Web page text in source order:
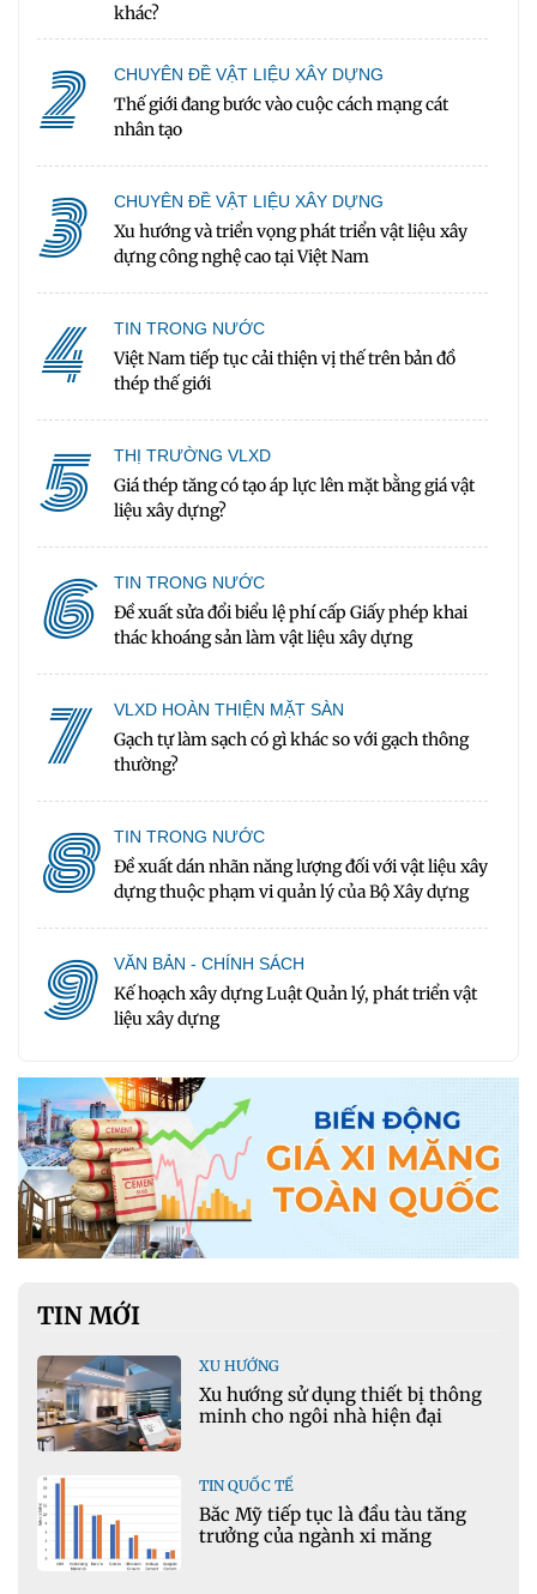
khác?
2 CHUYÊN ĐỀ VẬT LIỆU XÂY DỰNG
Thế giới đang bước vào cuộc cách mạng cát
nhân tạo
3 CHUYÊN ĐỀ VẬT LIỆU XÂY DỰNG
Xu hướng và triển vọng phát triển vật liệu xây
dựng công nghệ cao tại Việt Nam
4 TIN TRONG NƯỚC
Việt Nam tiếp tục cải thiện vị thế trên bản đồ
thép thế giới
5 THỊ TRƯỜNG VLXD
Giá thép tăng có tạo áp lực lên mặt bằng giá vật
liệu xây dựng?
6 TIN TRONG NƯỚC
Đề xuất sửa đổi biểu lệ phí cấp Giấy phép khai
thác khoáng sản làm vật liệu xây dựng
7 VLXD HOÀN THIỆN MẶT SÀN
Gạch tự làm sạch có gì khác so với gạch thông
thường?
8 TIN TRONG NƯỚC
Đề xuất dán nhãn năng lượng đối với vật liệu xây
dựng thuộc phạm vi quản lý của Bộ Xây dựng
9 VĂN BẢN - CHÍNH SÁCH
Kế hoạch xây dựng Luật Quản lý, phát triển vật
liệu xây dựng
TIN MỚI
XU HƯỚNG
Xu hướng sử dụng thiết bị thông
minh cho ngôi nhà hiện đại
TIN QUỐC TẾ
Bắc Mỹ tiếp tục là đầu tàu tăng
trưởng của ngành xi măng